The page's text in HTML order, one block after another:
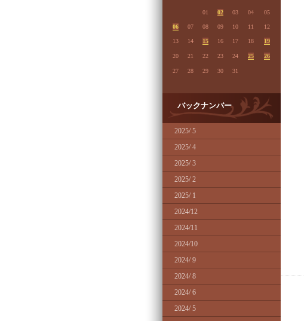
01 02 03 04 05
06 07 08 09 10 11 12
13 14 15 16 17 18 19
20 21 22 23 24 25 26
27 28 29 30 31
バックナンバー
2025/ 5
2025/ 4
2025/ 3
2025/ 2
2025/ 1
2024/12
2024/11
2024/10
2024/ 9
2024/ 8
2024/ 6
2024/ 5